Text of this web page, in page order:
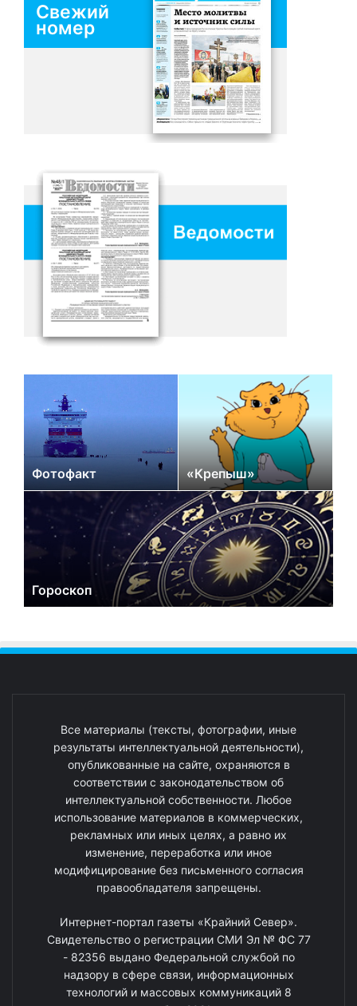
Свежий
номер
Фотофакт «Крепыш»
Гороскоп
Все материалы (тексты, фотографии, иные
результаты интеллектуальной деятельности),
опубликованные на сайте, охраняются в
соответствии с законодательством об
интеллектуальной собственности. Любое
использование материалов в коммерческих,
рекламных или иных целях, а равно их
изменение, переработка или иное
модифицирование без письменного согласия
правообладателя запрещены.
Интернет-портал газеты «Крайний Север».
Свидетельство о регистрации СМИ Эл № ФС 77
- 82356 выдано Федеральной службой по
надзору в сфере связи, информационных
технологий и массовых коммуникаций 8